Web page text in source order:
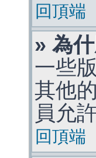
回頂端
» 為
一些
其他
員允
回頂端